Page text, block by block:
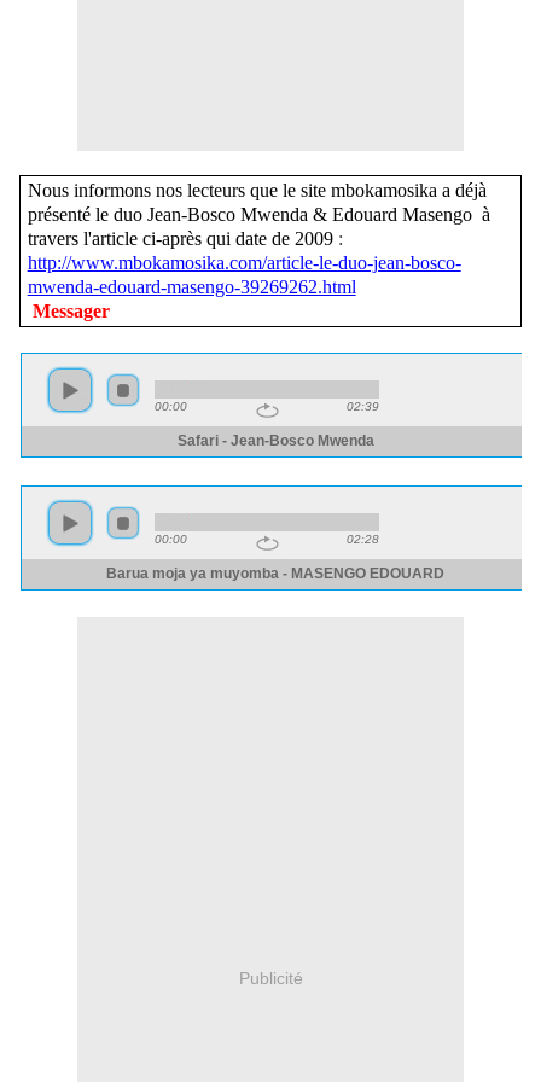
Nous informons nos lecteurs que le site mbokamosika a déjà
présenté le duo Jean-Bosco Mwenda & Edouard Masengo à
travers l'article ci-après qui date de 2009 :
http://www.mbokamosika.com/article-le-duo-jean-bosco-
mwenda-edouard-masengo-39269262.html
Messager
Publicité